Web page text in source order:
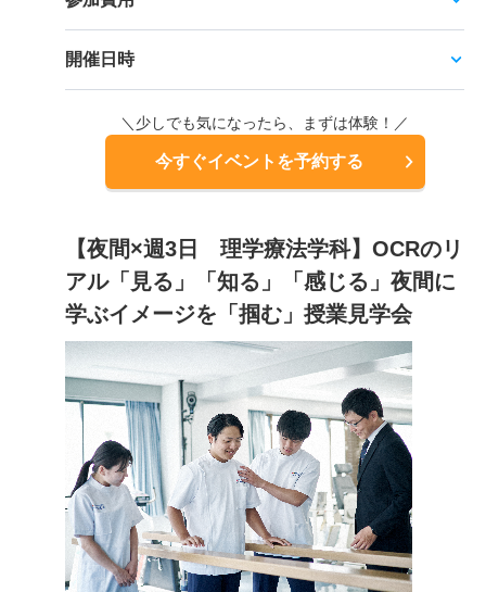
開催日時
＼少しでも気になったら、まずは体験！／
今すぐイベントを予約する
【夜間×週3日 理学療法学科】OCRのリ
アル「見る」「知る」「感じる」夜間に
学ぶイメージを「掴む」授業見学会